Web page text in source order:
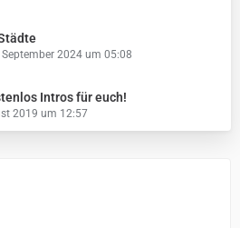
September 2024 um 05:08
Intros für euch!
2019 um 12:57